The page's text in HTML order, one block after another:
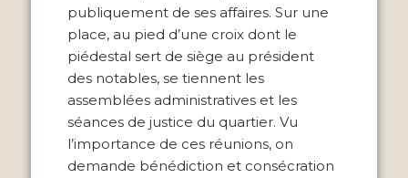
publiquement de ses affaires. Sur une
place, au pied d’une croix dont le
piédestal sert de siège au président
des notables, se tiennent les
assemblées administratives et les
séances de justice du quartier. Vu
l’importance de ces réunions, on
demande bénédiction et consécration